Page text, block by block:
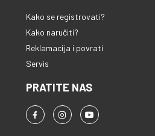
Kako se registrovati?
Kako naručiti?
Reklamacija i povrati
Servis
PRATITE NAS